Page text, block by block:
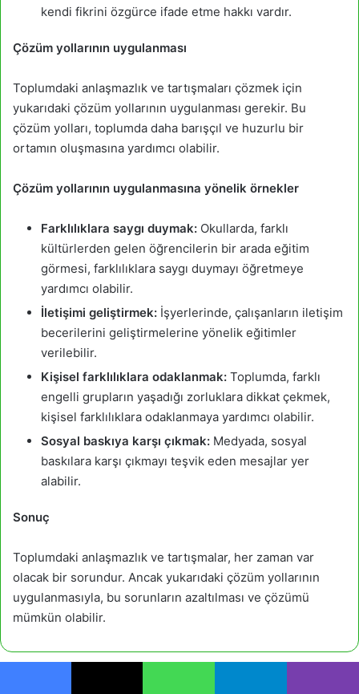
kendi fikrini özgürce ifade etme hakkı vardır.
Çözüm yollarının uygulanması
Toplumdaki anlaşmazlık ve tartışmaları çözmek için
yukarıdaki çözüm yollarının uygulanması gerekir. Bu
çözüm yolları, toplumda daha barışçıl ve huzurlu bir
ortamın oluşmasına yardımcı olabilir.
Çözüm yollarının uygulanmasına yönelik örnekler
Farklılıklara saygı duymak: Okullarda, farklı
kültürlerden gelen öğrencilerin bir arada eğitim
görmesi, farklılıklara saygı duymayı öğretmeye
yardımcı olabilir.
İletişimi geliştirmek: İşyerlerinde, çalışanların iletişim
becerilerini geliştirmelerine yönelik eğitimler
verilebilir.
Kişisel farklılıklara odaklanmak: Toplumda, farklı
engelli grupların yaşadığı zorluklara dikkat çekmek,
kişisel farklılıklara odaklanmaya yardımcı olabilir.
Sosyal baskıya karşı çıkmak: Medyada, sosyal
baskılara karşı çıkmayı teşvik eden mesajlar yer
alabilir.
Sonuç
Toplumdaki anlaşmazlık ve tartışmalar, her zaman var
olacak bir sorundur. Ancak yukarıdaki çözüm yollarının
uygulanmasıyla, bu sorunların azaltılması ve çözümü
mümkün olabilir.